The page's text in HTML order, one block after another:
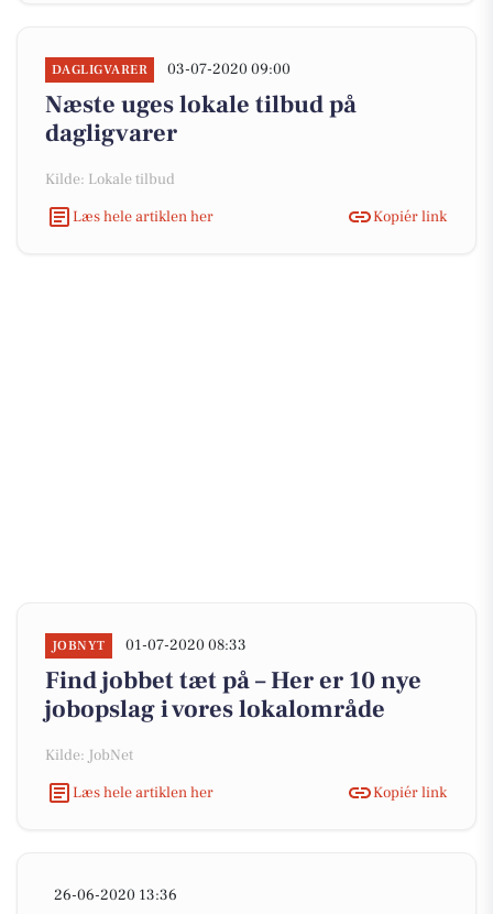
DAGLIGVARER 03-07-2020 09:00
Næste uges lokale tilbud på
dagligvarer
Kilde: Lokale tilbud
Læs hele artiklen her
Kopiér link
JOBNYT 01-07-2020 08:33
Find jobbet tæt på – Her er 10 nye
jobopslag i vores lokalområde
Kilde: JobNet
Læs hele artiklen her
Kopiér link
26-06-2020 13:36